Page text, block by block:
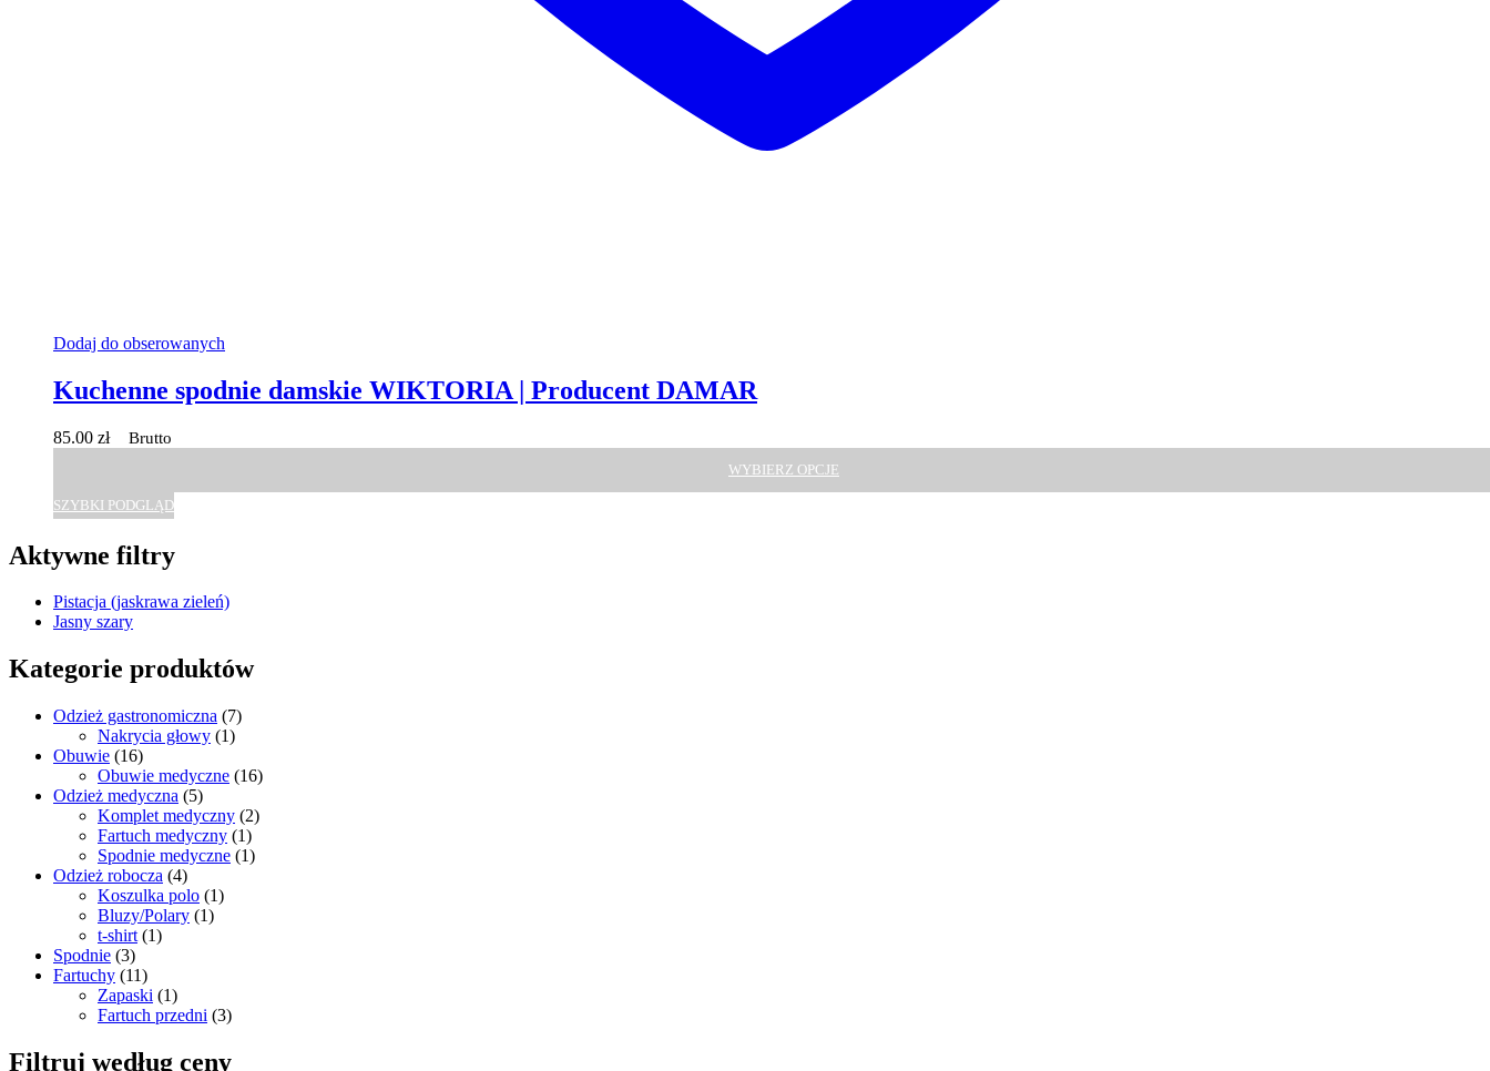
Dodaj do obserowanych
Kuchenne spodnie damskie WIKTORIA | Producent DAMAR
85.00 zł Brutto
WYBIERZ OPCJE
SZYBKI PODGLĄD
Aktywne filtry
Pistacja (jaskrawa zieleń)
Jasny szary
Kategorie produktów
Odzież gastronomiczna (7)
Nakrycia głowy (1)
Obuwie (16)
Obuwie medyczne (16)
Odzież medyczna (5)
Komplet medyczny (2)
Fartuch medyczny (1)
Spodnie medyczne (1)
Odzież robocza (4)
Koszulka polo (1)
Bluzy/Polary (1)
t-shirt (1)
Spodnie (3)
Fartuchy (11)
Zapaski (1)
Fartuch przedni (3)
Filtruj według ceny